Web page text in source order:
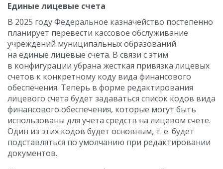
Единые лицевые счета
В 2025 году Федеральное казначейство постепенно
планирует перевести кассовое обслуживание
учреждений муниципальных образований
на единые лицевые счета. В связи с этим
в конфигурации убрана жесткая привязка лицевых
счетов к конкретному коду вида финансового
обеспечения. Теперь в форме редактирования
лицевого счета будет задаваться список кодов вида
финансового обеспечения, которые могут быть
использованы для учета средств на лицевом счете.
Один из этих кодов будет основным, т. е. будет
подставляться по умолчанию при редактировании
документов.